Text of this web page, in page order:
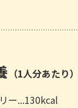
（1人分あたり）
ー...130kcal